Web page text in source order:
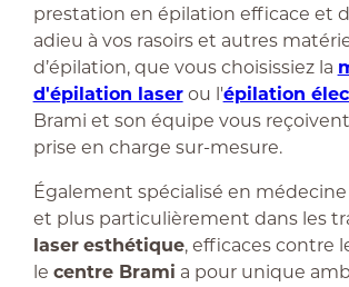
prestation en épilation efficace et
adieu à vos rasoirs et autres
d’épilation, que vous choisissiez la
d'épilation laserou l'épilation
Brami et son équipe vous
prise en charge sur-mesure.
Également spécialisé en
et plus particulièrement dans les
laser esthétique, efficaces contre
le centre Brami a pour unique